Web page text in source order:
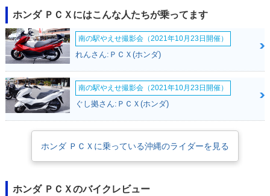
2016年 PCX Speci
al Edition・特別・
限定仕様
2016年 PCX・カラ
ーチェンジ
2015年 PCX・カラ
ーチェンジ
モデルチェンジ
al Edition・特別・
ホンダ ＰＣＸにはこんな人たちが乗ってます
南の駅やえせ撮影会（2021年10月23日開催）
れんさん:ＰＣＸ(ホンダ)
南の駅やえせ撮影会（2021年10月23日開催）
ぐし拠さん:ＰＣＸ(ホンダ)
ホンダ ＰＣＸに乗っている沖縄のライダーを見る
ホンダ ＰＣＸのバイクレビュー